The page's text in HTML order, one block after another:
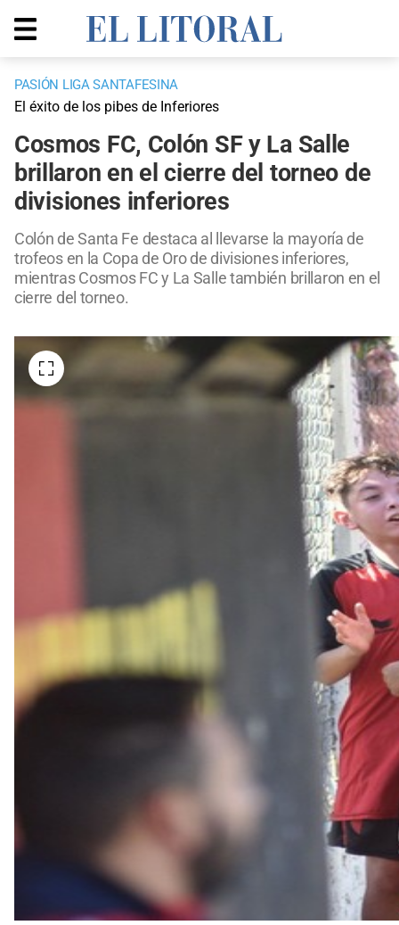
PASIÓN LIGA SANTAFESINA
El éxito de los pibes de Inferiores
Cosmos FC, Colón SF y La Salle
brillaron en el cierre del torneo de
divisiones inferiores
Colón de Santa Fe destaca al llevarse la mayoría de
trofeos en la Copa de Oro de divisiones inferiores,
mientras Cosmos FC y La Salle también brillaron en el
cierre del torneo.